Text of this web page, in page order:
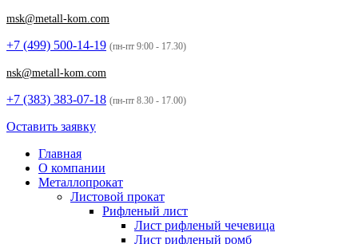
msk@metall-kom.com
+7 (499) 500-14-19 (пн-пт 9:00 - 17.30)
nsk@metall-kom.com
+7 (383) 383-07-18 (пн-пт 8.30 - 17.00)
Оставить заявку
Главная
О компании
Металлопрокат
Листовой прокат
Рифленый лист
Лист рифленый чечевица
Лист рифленый ромб